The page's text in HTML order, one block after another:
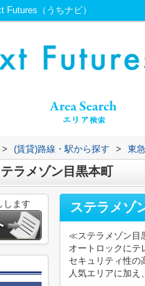
Futures（うちナビ）
> (賃貸)路線・駅から探す > 東
ラメゾン目黒本町
ステラメゾ
≪ステラメゾン目
オートロックにテ
セキュリティ性の
人気エリアに加え
します